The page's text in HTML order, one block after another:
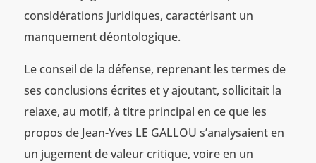
considérations juridiques, caractérisant un
manquement déontologique.
Le conseil de la défense, reprenant les termes de
ses conclusions écrites et y ajoutant, sollicitait la
relaxe, au motif, à titre principal en ce que les
propos de Jean-Yves LE GALLOU s’analysaient en
un jugement de valeur critique, voire en un